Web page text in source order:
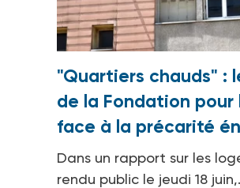
"Quartiers chauds" :
de la Fondation
face à la précarité
Dans un rapport sur les
rendu public le jeudi 18